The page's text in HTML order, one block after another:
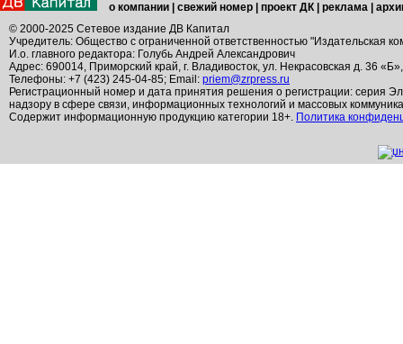
о компании свежий номер проект ДК реклама
© 2000-2025 Сетевое издание ДВ Капитал
Учредитель: Общество с ограниченной ответственностью "Издательская
И.о. главного редактора: Голубь Андрей Александрович
Адрес: 690014, Приморский край, г. Владивосток, ул. Некрасовская д. 36
Телефоны: +7 (423) 245-04-85; Email: priem@zrpress.ru
Регистрационный номер и дата принятия решения о регистрации: серия
надзору в сфере связи, информационных технологий и массовых
Содержит информационную продукцию категории 18+. Политика